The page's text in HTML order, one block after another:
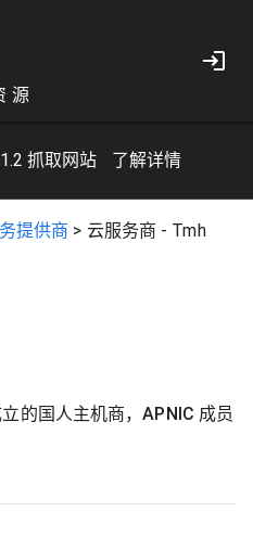
源
抓取网站 了解详情
提供商 > 云服务商 - Tmh
的国人主机商，APNIC 成员